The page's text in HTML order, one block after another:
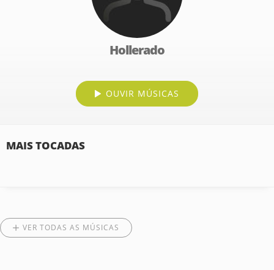
Hollerado
OUVIR MÚSICAS
MAIS TOCADAS
VER TODAS AS MÚSICAS